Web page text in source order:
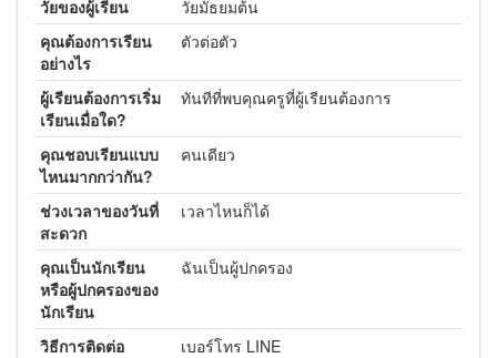
วัยของผู้เรียน
วัยมัธยมต้น
คุณต้องการเรียน
อย่างไร
ตัวต่อตัว
ผู้เรียนต้องการเริ่ม
เรียนเมื่อใด?
ทันทีที่พบคุณครูที่ผู้เรียนต้องการ
คุณชอบเรียนแบบ
ไหนมากกว่ากัน?
คนเดียว
ช่วงเวลาของวันที่
สะดวก
เวลาไหนก็ได้
คุณเป็นนักเรียน
หรือผู้ปกครองของ
นักเรียน
ฉันเป็นผู้ปกครอง
วิธีการติดต่อ
เบอร์โทร LINE